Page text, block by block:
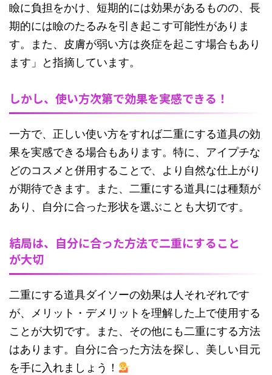
瞼に負担をかけ、短期的には効果があるものの、長
期的には瞼のたるみを引き起こす可能性がありま
す。また、皮膚が弱い方は炎症を起こす場合もあり
ます」と指摘しています。
しかし、使い方次第で効果を実感できる！
一方で、正しい使い方をすれば二重にする道具の効
果を実感できる場合もあります。特に、アイプチな
どのコスメと併用することで、より自然な仕上がり
が期待できます。また、二重にする道具には種類が
あり、自分に合った形状を選ぶことも大切です。
結局は、自分に合った方法で二重にすること
が大切
二重にする道具ダイソーの効果は人それぞれです
が、メリット・デメリットを理解した上で使用する
ことが大切です。また、その他にも二重にする方法
はあります。自分に合った方法を探し、美しい目元
を手に入れましょう！